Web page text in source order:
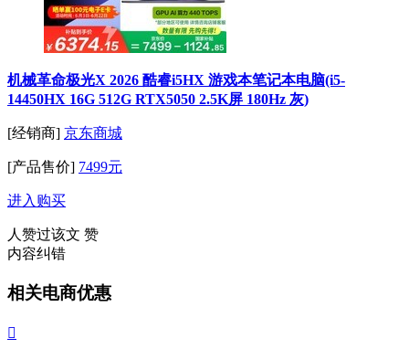
机械革命极光X 2026 酷睿i5HX 游戏本笔记本电脑(i5-
14450HX 16G 512G RTX5050 2.5K屏 180Hz 灰)
[经销商] 京东商城
[产品售价] 7499元
进入购买
人赞过该文 赞
内容纠错
相关电商优惠
